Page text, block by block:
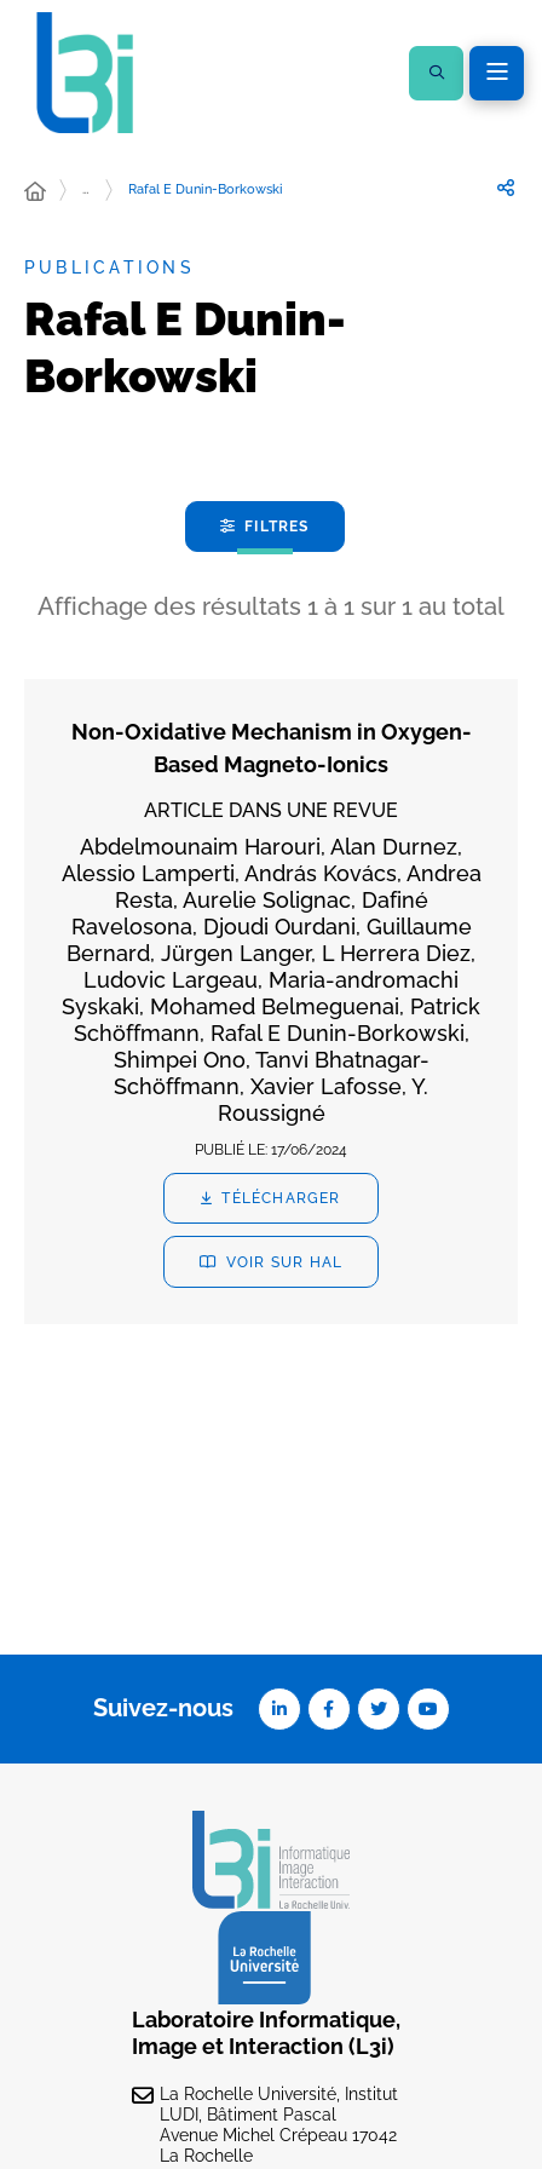
… Rafal E Dunin-Borkowski
PUBLICATIONS
Rafal E Dunin-
Borkowski
FILTRES
Affichage des résultats 1 à 1 sur 1 au total
Non‐Oxidative Mechanism in Oxygen‐
Based Magneto‐Ionics
ARTICLE DANS UNE REVUE
Abdelmounaim Harouri, Alan Durnez,
Alessio Lamperti, András Kovács, Andrea
Resta, Aurelie Solignac, Dafiné
Ravelosona, Djoudi Ourdani, Guillaume
Bernard, Jürgen Langer, L Herrera Diez,
Ludovic Largeau, Maria‐andromachi
Syskaki, Mohamed Belmeguenai, Patrick
Schöffmann, Rafal E Dunin-Borkowski,
Shimpei Ono, Tanvi Bhatnagar-
Schöffmann, Xavier Lafosse, Y.
Roussigné
PUBLIÉ LE: 17/06/2024
TÉLÉCHARGER
VOIR SUR HAL
Suivez-nous
Laboratoire Informatique,
Image et Interaction (L3i)
La Rochelle Université, Institut
LUDI, Bâtiment Pascal
Avenue Michel Crépeau 17042
La Rochelle